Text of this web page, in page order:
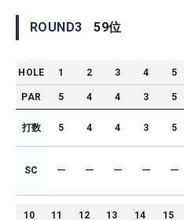
ROUND3 59位
HOLE 1 2 3 4 5
PAR 5 4 4 3 5
打数 5 4 4 3 5
SC ー ー ー ー ー
10 11 12 13 14 15